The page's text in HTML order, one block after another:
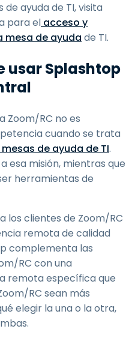
ayuda de TI, visita
para el acceso y
mesa de ayuda de TI.
usar Splashtop
Zoom/RC no es
cuando se trata
de ayuda de TI.
esa misión, mientras que
herramientas de
los clientes de Zoom/RC
remota de calidad
complementa las
RC con una
remota específica que
RC sean más
elegir la una o la otra,